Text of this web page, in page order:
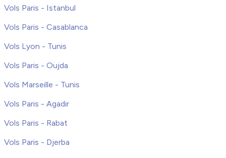
Vols Paris - Istanbul
Vols Paris - Casablanca
Vols Lyon - Tunis
Vols Paris - Oujda
Vols Marseille - Tunis
Vols Paris - Agadir
Vols Paris - Rabat
Vols Paris - Djerba